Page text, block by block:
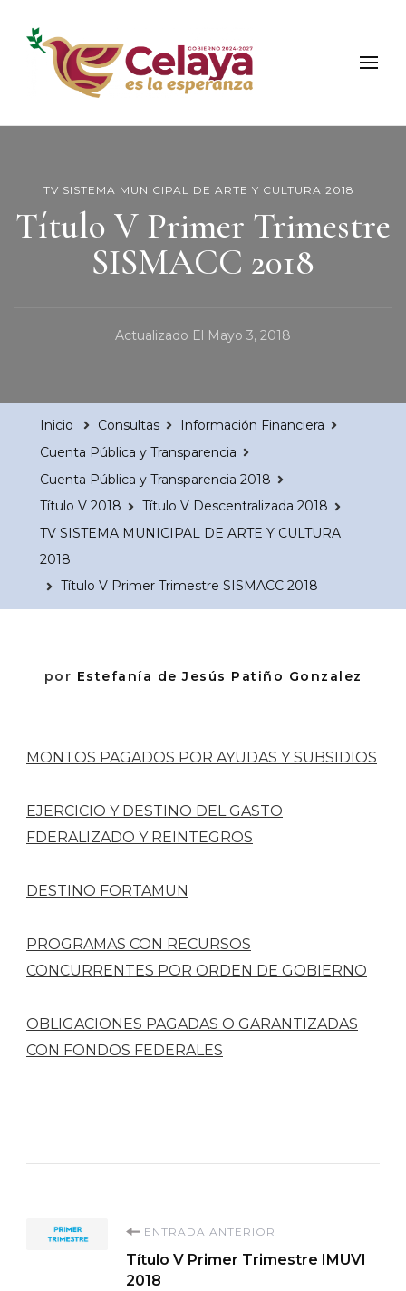
Municipio de Celaya
Portal Oficial del Municipio de Celaya
TV SISTEMA MUNICIPAL DE ARTE Y CULTURA 2018
Título V Primer Trimestre
SISMACC 2018
Actualizado El Mayo 3, 2018
Inicio Consultas
Información Financiera
Cuenta Pública y Transparencia
Cuenta Pública y Transparencia 2018
Título V 2018
Título V Descentralizada 2018
TV SISTEMA MUNICIPAL DE ARTE Y CULTURA
2018
Título V Primer Trimestre SISMACC 2018
por Estefanía de Jesús Patiño Gonzalez
MONTOS PAGADOS POR AYUDAS Y SUBSIDIOS
EJERCICIO Y DESTINO DEL GASTO
FDERALIZADO Y REINTEGROS
DESTINO FORTAMUN
PROGRAMAS CON RECURSOS
CONCURRENTES POR ORDEN DE GOBIERNO
OBLIGACIONES PAGADAS O GARANTIZADAS
CON FONDOS FEDERALES
Navegación
ENTRADA ANTERIOR
Título V Primer Trimestre IMUVI
2018